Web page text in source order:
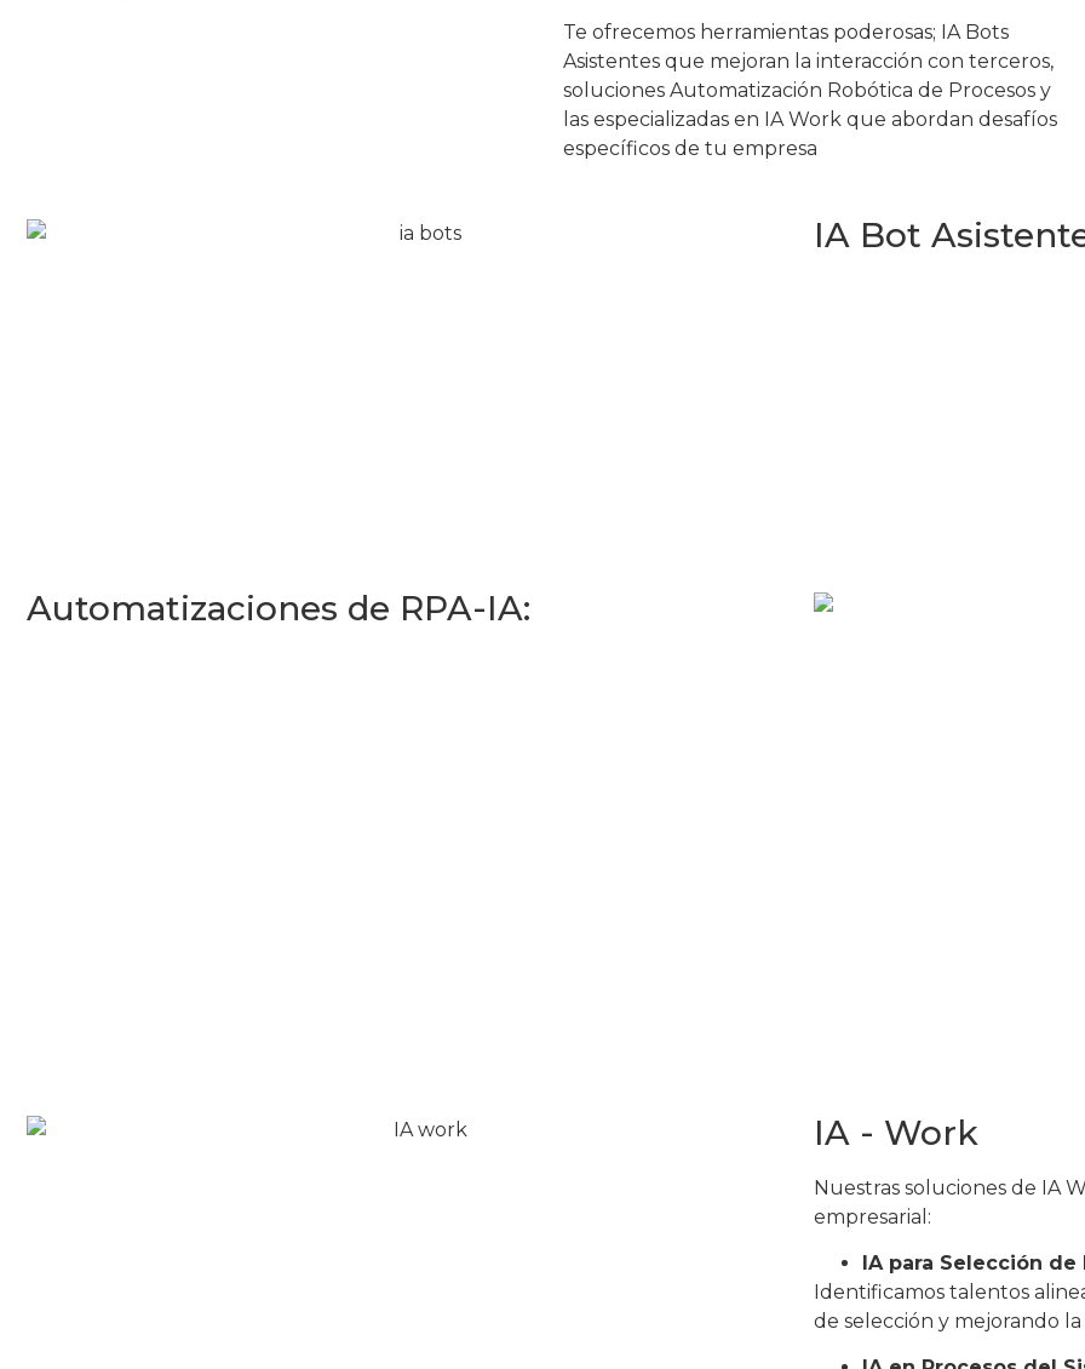
Te ofrecemos herramientas poderosas; IA Bots
Asistentes que mejoran la interacción con terceros,
soluciones Automatización Robótica de Procesos y
las especializadas en IA Work que abordan desafíos
específicos de tu empresa
IA Bot
Automatizaciones de RPA-IA:
IA - Work
Nuestras soluciones de IA
empresarial:
IA para Selección de
Identificamos talentos
de selección y mejorando